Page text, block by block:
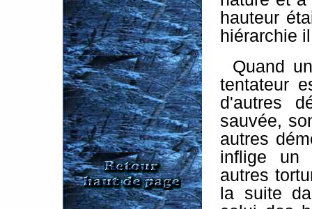
hauteur
hiérarchie
Quand
tentateur
d'autres
sauvée,
autres
inflige un
autres
la suite